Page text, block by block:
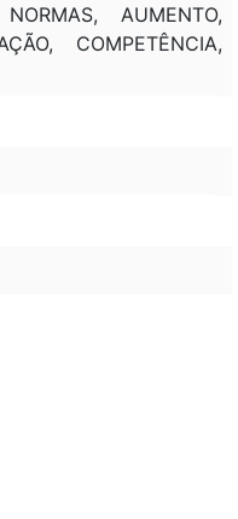
AUMENTO,
COMPETÊNCIA,